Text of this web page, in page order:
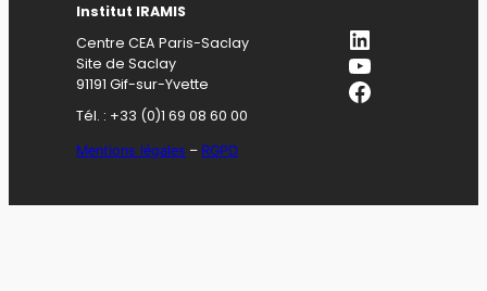
Institut IRAMIS
Centre CEA Paris-Saclay
Site de Saclay
91191 Gif-sur-Yvette
Tél. : +33 (0)1 69 08 60 00
Mentions légales – RGPD
LinkedIn
YouTube
Facebook